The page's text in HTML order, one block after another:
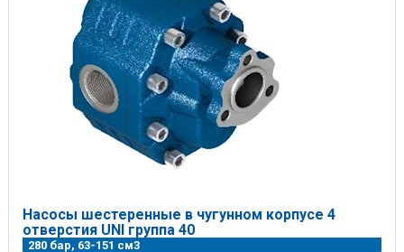
Насосы шестеренные в чугунном корпусе 4
отверстия UNI группа 40
280 бар, 63-151 см3